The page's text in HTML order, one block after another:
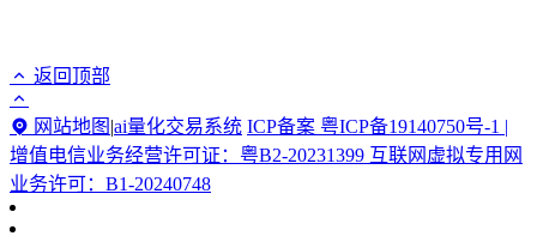
返回顶部
网站地图 |ai量化交易系统 ICP备案 粤ICP备19140750号-1 |
增值电信业务经营许可证：粤B2-20231399 互联网虚拟专用网
业务许可：B1-20240748